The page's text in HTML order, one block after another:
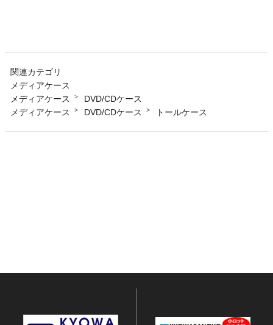
関連カテゴリ
メディアケース
メディアケース
DVD/CDケース
メディアケース
DVD/CDケース トールケース